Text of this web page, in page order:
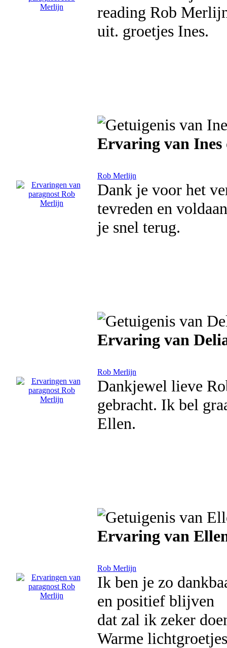
reading Rob
uit. groetjes Ines.
Ervaring van Ines
Rob Merlijn
Dank je voor het
tevreden en
je snel terug.
Ervaring van
Rob Merlijn
Dankjewel lieve
gebracht. Ik bel
Ellen.
Ervaring van
Rob Merlijn
Ik ben je zo
en positief blijven
dat zal ik zeker
Warme